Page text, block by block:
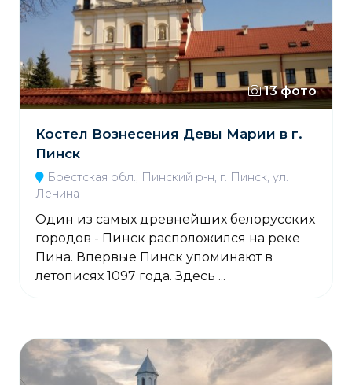
13 фото
Костел Вознесения Девы Марии в г.
Пинск
Брестская обл., Пинский р-н, г. Пинск, ул.
Ленина
Один из самых древнейших белорусских
городов - Пинск расположился на реке
Пина. Впервые Пинск упоминают в
летописях 1097 года. Здесь ...